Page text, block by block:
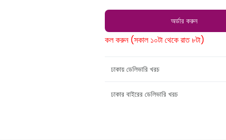
অর্ডার করুন
কল করুন (সকাল ১০টা থেকে রাত ৮টা)
ঢাকায় ডেলিভারি খরচ
ঢাকার বাইরের ডেলিভারি খরচ